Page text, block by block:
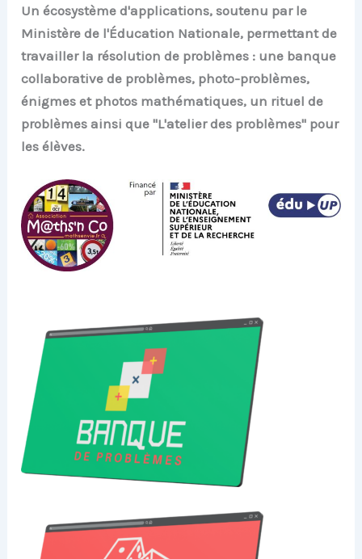
Un écosystème d'applications, soutenu par le
Ministère de l'Éducation Nationale, permettant de
travailler la résolution de problèmes : une banque
collaborativede problèmes, photo-problèmes,
énigmes et photos mathématiques, un rituel de
problèmes ainsi que "L'atelier des problèmes" pour
les élèves.